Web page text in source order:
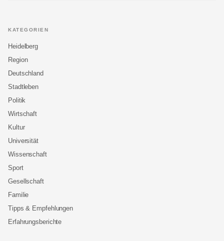
KATEGORIEN
Heidelberg
Region
Deutschland
Stadtleben
Politik
Wirtschaft
Kultur
Universität
Wissenschaft
Sport
Gesellschaft
Familie
Tipps & Empfehlungen
Erfahrungsberichte